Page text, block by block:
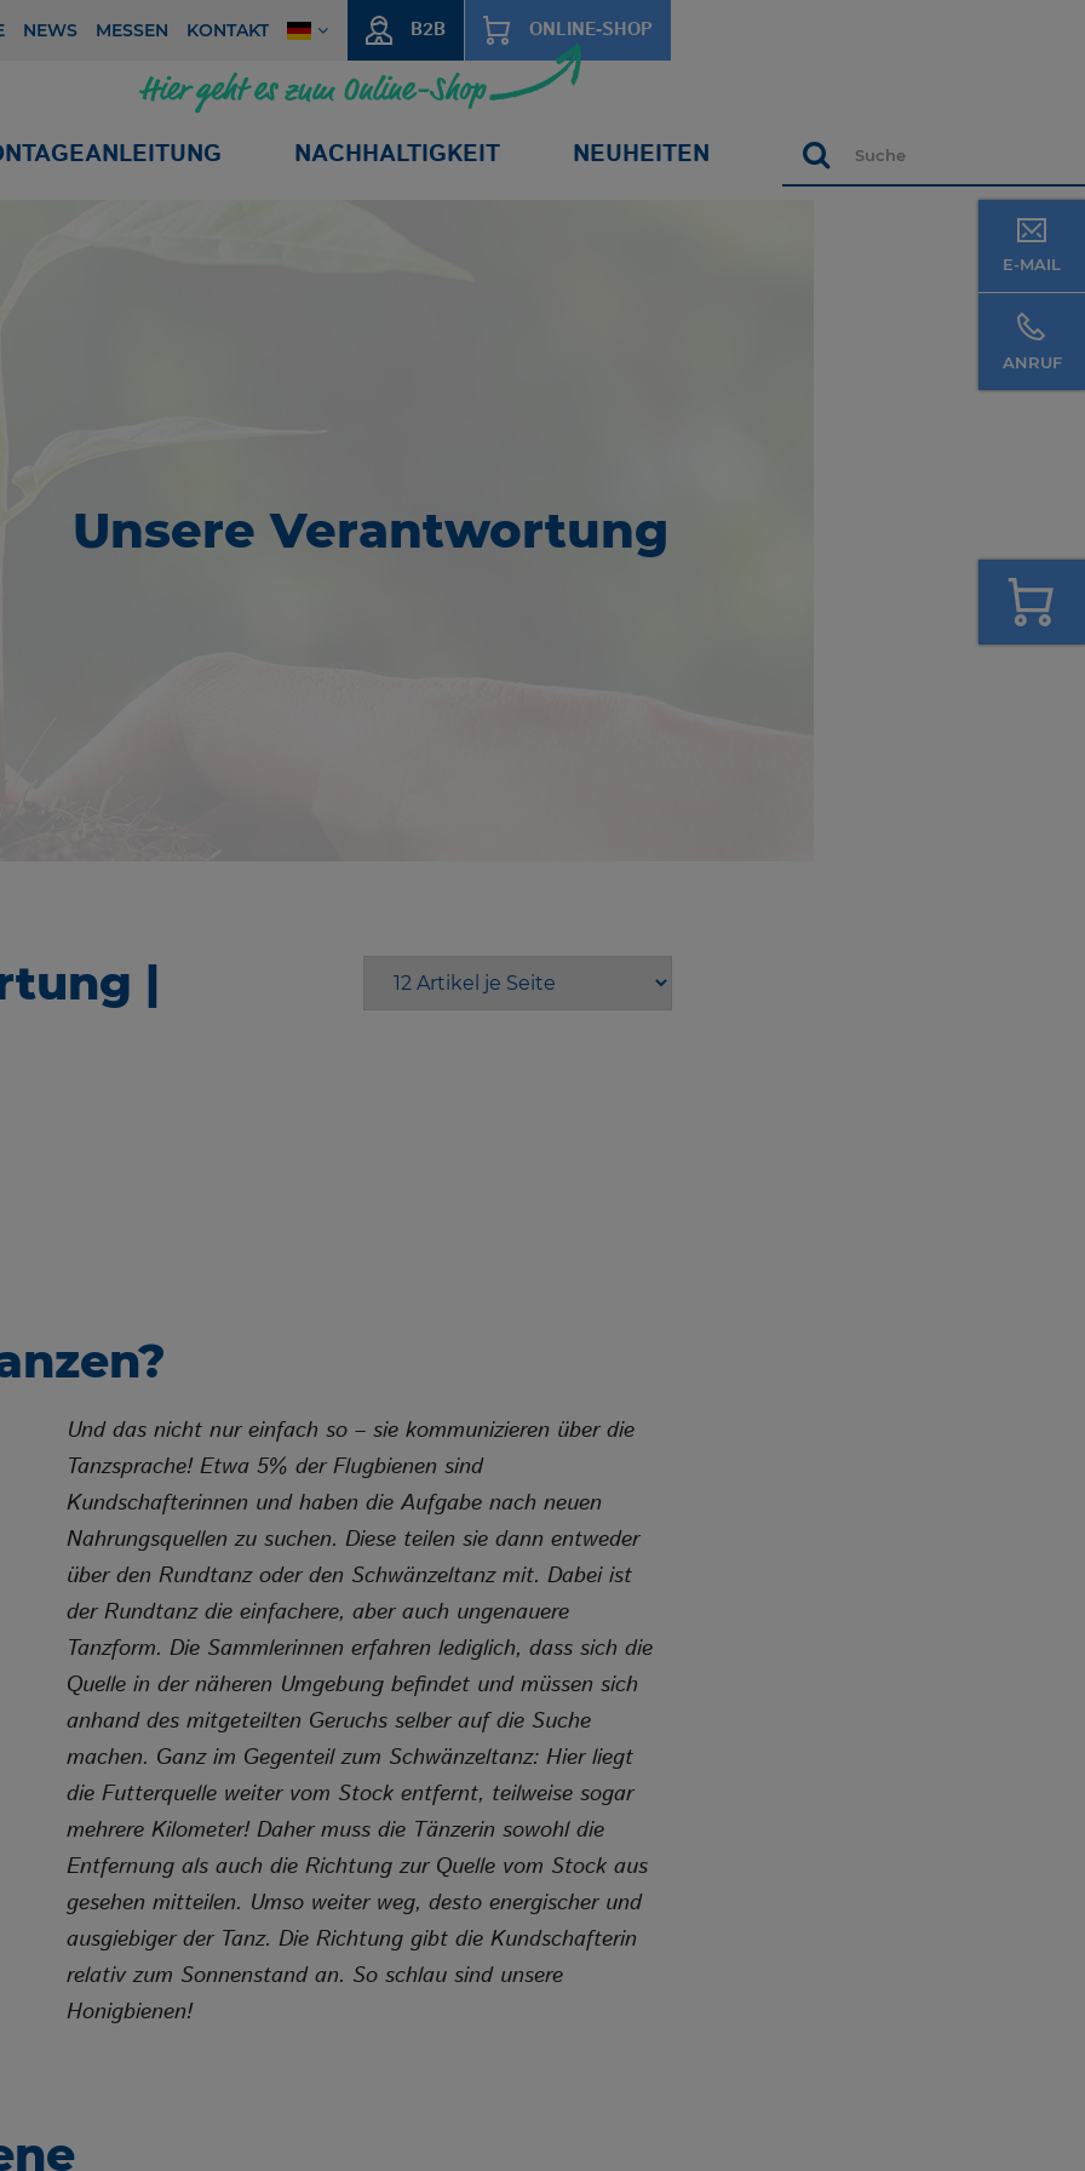
E-MAIL
ANRUF
NEWS MESSEN KONTAKT B2B ONLINE-SHOP
NACHHALTIGKEIT NEUHEITEN Suche
Unsere Verantwortung
|
Und das nicht nur einfach so – sie kommunizieren über die
Tanzsprache! Etwa 5% der Flugbienen sind
Kundschafterinnen und haben die Aufgabe nach neuen
Nahrungsquellen zu suchen. Diese teilen sie dann entweder
über den Rundtanz oder den Schwänzeltanz mit. Dabei ist
der Rundtanz die einfachere, aber auch ungenauere
Tanzform. Die Sammlerinnen erfahren lediglich, dass sich die
Quelle in der näheren Umgebung befindet und müssen sich
anhand des mitgeteilten Geruchs selber auf die Suche
machen. Ganz im Gegenteil zum Schwänzeltanz: Hier liegt
die Futterquelle weiter vom Stock entfernt, teilweise sogar
mehrere Kilometer! Daher muss die Tänzerin sowohl die
Entfernung als auch die Richtung zur Quelle vom Stock aus
gesehen mitteilen. Umso weiter weg, desto energischer und
ausgiebiger der Tanz. Die Richtung gibt die Kundschafterin
relativ zum Sonnenstand an. So schlau sind unsere
Honigbienen!